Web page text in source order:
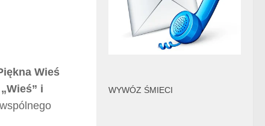
Wieś
„Wieś” i
WYWÓZ ŚMIECI